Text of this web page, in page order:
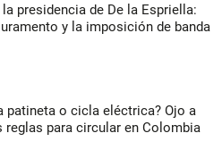
presidencia de De la Espriella:
y la imposición de banda
patineta o cicla eléctrica? Ojo a
reglas para circular en Colombia